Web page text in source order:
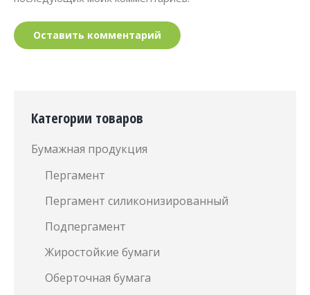
Оставить комментарий
Категории товаров
Бумажная продукция
Пергамент
Пергамент силиконизированный
Подпергамент
Жиростойкие бумаги
Оберточная бумага